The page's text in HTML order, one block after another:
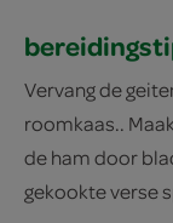
Vervang de
roomkaas..
de ham door
gekookte verse